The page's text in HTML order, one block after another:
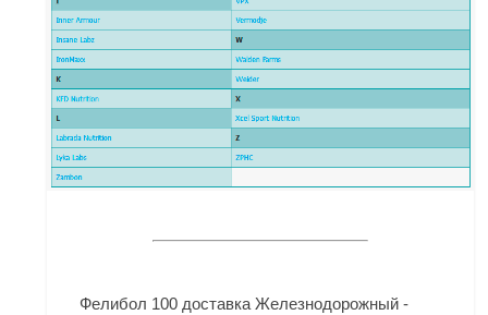
Фелибол 100 доставка Железнодорожный -